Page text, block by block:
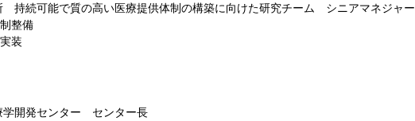
持続可能で質の高い医療提供体制の構築に向けた研究チーム シニアマネジャー
整備
装
開発センター センター長